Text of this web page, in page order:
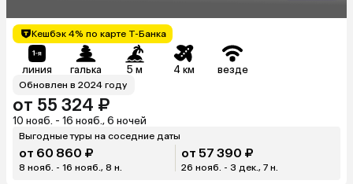
Кешбэк 4% по карте Т-Банка
линия галька 5 м 4 км везде
Обновлен в 2024 году
от 55 324 ₽
10 нояб. - 16 нояб., 6 ночей
Выгодные туры на соседние даты
от 60 860 ₽
8 нояб. - 16 нояб., 8 н.
от 57 390 ₽
26 нояб. - 3 дек., 7 н.